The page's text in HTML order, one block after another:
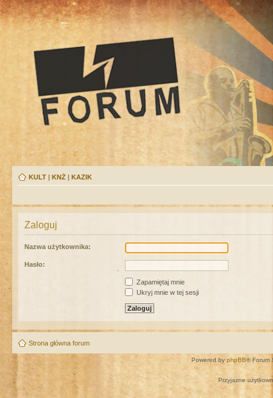
KULT | KNŻ | KAZIK
Zaloguj
Nazwa użytkownika:
Hasło:
Zapamiętaj mnie
Ukryj mnie w tej sesji
Strona główna forum
Powered by phpBB® Forum
Przyjazne